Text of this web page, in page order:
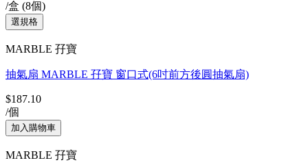
/盒 (8個)
MARBLE 孖寶
抽氣扇 MARBLE 孖寶 窗口式(6吋前方後圓抽氣扇)
$187.10
/個
MARBLE 孖寶